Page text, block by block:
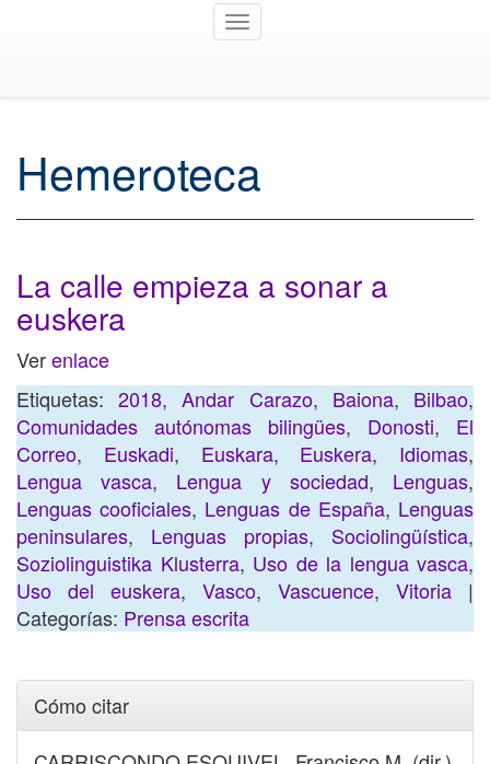
Toggle
Hemeroteca
La calle empieza a sonar a
euskera
Verenlace
Etiquetas:2018,Andar Carazo, Baiona, Bilbao,
Comunidades autónomas bilingües, Donosti, El
Correo, Euskadi, Euskara, Euskera, Idiomas,
Lengua vasca, Lengua y sociedad, Lenguas,
Lenguas cooficiales, Lenguas de España, Lenguas
peninsulares, Lenguas propias, Sociolingüística,
Soziolinguistika Klusterra, Uso de la lengua vasca,
Uso del euskera, Vasco, Vascuence, Vitoria |
Categorías: Prensa escrita
Cómo citar